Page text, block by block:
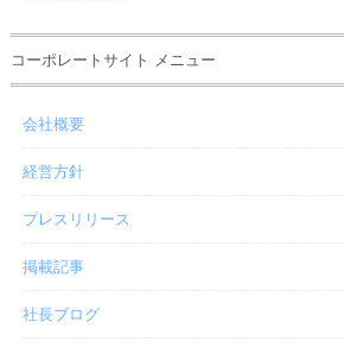
コーポレートサイト メニュー
会社概要
経営方針
プレスリリース
掲載記事
社長ブログ